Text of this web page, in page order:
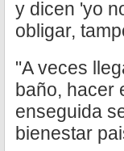
y dicen 'yo
obligar,
"A veces
baño, hacer
enseguida
bienestar